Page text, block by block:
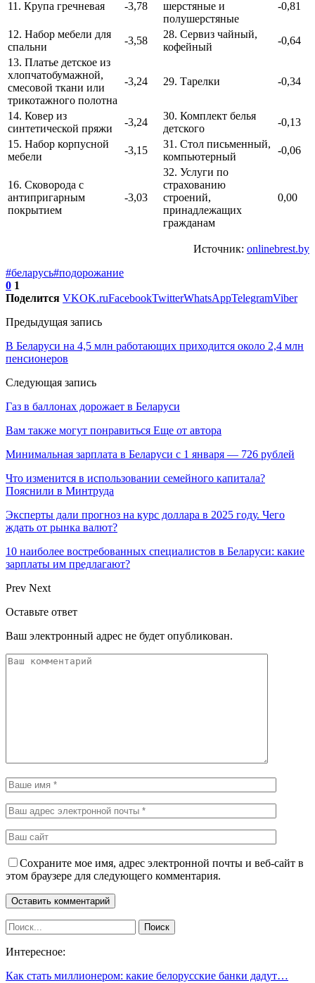
11. Крупа гречневая -3,78
шерстяные и
полушерстяные
-0,81
12. Набор мебели для
спальни
-3,58
28. Сервиз чайный,
кофейный
-0,64
13. Платье детское из
хлопчатобумажной,
смесовой ткани или
трикотажного полотна
-3,24 29. Тарелки -0,34
14. Ковер из
синтетической пряжи
-3,24
30. Комплект белья
детского
-0,13
15. Набор корпусной
мебели
-3,15
31. Стол письменный,
компьютерный
-0,06
16. Сковорода с
антипригарным
покрытием
-3,03
32. Услуги по
страхованию
строений,
принадлежащих
гражданам
0,00
Источник: onlinebrest.by
#беларусь#подорожание
0 1
Поделится VKOK.ruFacebookTwitterWhatsAppTelegramViber
Предыдущая запись
В Беларуси на 4,5 млн работающих приходится около 2,4 млн
пенсионеров
Следующая запись
Газ в баллонах дорожает в Беларуси
Вам также могут понравиться Еще от автора
Минимальная зарплата в Беларуси с 1 января — 726 рублей
Что изменится в использовании семейного капитала?
Пояснили в Минтруда
Эксперты дали прогноз на курс доллара в 2025 году. Чего
ждать от рынка валют?
10 наиболее востребованных специалистов в Беларуси: какие
зарплаты им предлагают?
Prev Next
Оставьте ответ
Ваш электронный адрес не будет опубликован.
Сохраните мое имя, адрес электронной почты и веб-сайт в
этом браузере для следующего комментария.
Интересное:
Как стать миллионером: какие белорусские банки дадут…